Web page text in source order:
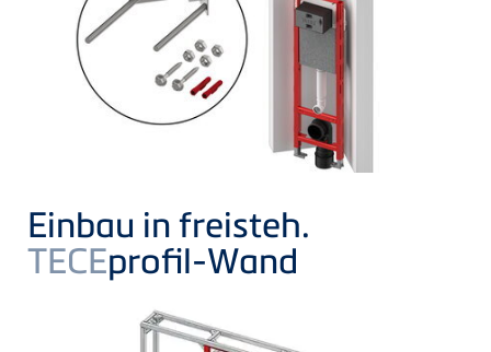
Einbau in freisteh.
TECEprofil-Wand